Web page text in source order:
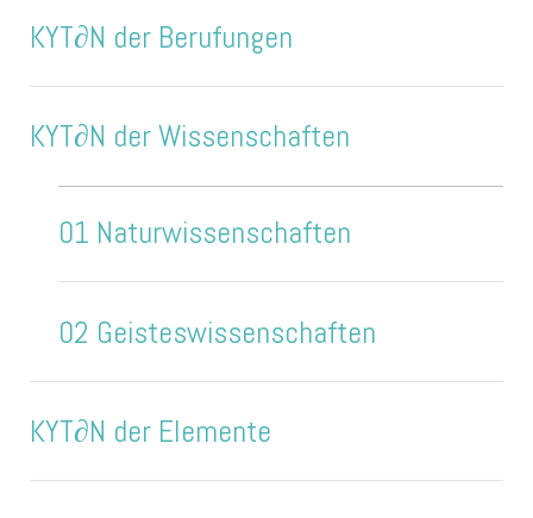
KYT∂N der Berufungen
KYT∂N der Wissenschaften
01 Naturwissenschaften
02 Geisteswissenschaften
KYT∂N der Elemente